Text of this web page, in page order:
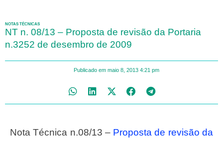
NOTAS TÉCNICAS
NT n. 08/13 – Proposta de revisão da Portaria
n.3252 de desembro de 2009
Publicado em maio 8, 2013 4:21 pm
Nota Técnica n.08/13 – Proposta de revisão da